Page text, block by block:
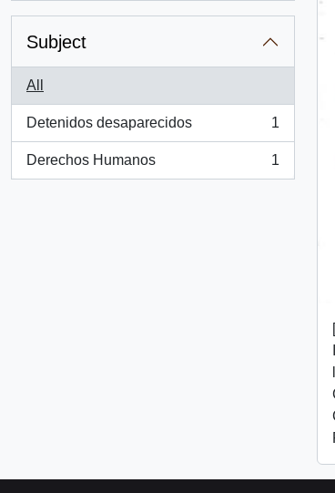
Subject
All
Detenidos desaparecidos
, 1 results
1
Derechos Humanos
, 1 results
1